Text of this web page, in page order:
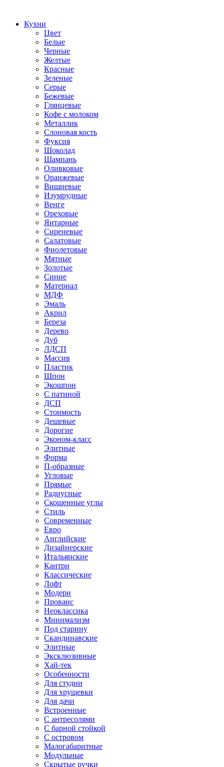
Кухни
Цвет
Белые
Черные
Желтые
Красные
Зеленые
Серые
Бежевые
Глянцевые
Кофе с молоком
Металлик
Слоновая кость
Фуксия
Шоколад
Шампань
Оливковые
Оранжевые
Вишневые
Изумрудные
Венге
Ореховые
Янтарные
Сиреневые
Салатовые
Фиолетовые
Мятные
Золотые
Синие
Материал
МДФ
Эмаль
Акрил
Береза
Дерево
Дуб
ЛДСП
Массив
Пластик
Шпон
Экошпон
С патиной
ДСП
Стоимость
Дешевые
Дорогие
Эконом-класс
Элитные
Форма
П-образные
Угловые
Прямые
Радиусные
Скошенные углы
Стиль
Современные
Евро
Английские
Дизайнерские
Итальянские
Кантри
Классические
Лофт
Модерн
Прованс
Неоклассика
Минимализм
Под старину
Скандинавские
Элитные
Эксклюзивные
Хай-тек
Особенности
Для студии
Для хрущевки
Для дачи
Встроенные
С антресолями
С барной стойкой
С островом
Малогабаритные
Модульные
Скрытые ручки